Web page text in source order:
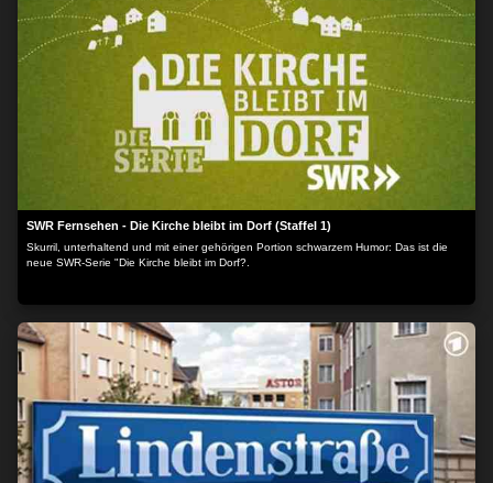
SWR Fernsehen - Die Kirche bleibt im Dorf (Staffel 1)
Skurril, unterhaltend und mit einer gehörigen Portion schwarzem Humor: Das ist die
neue SWR-Serie "Die Kirche bleibt im Dorf?.